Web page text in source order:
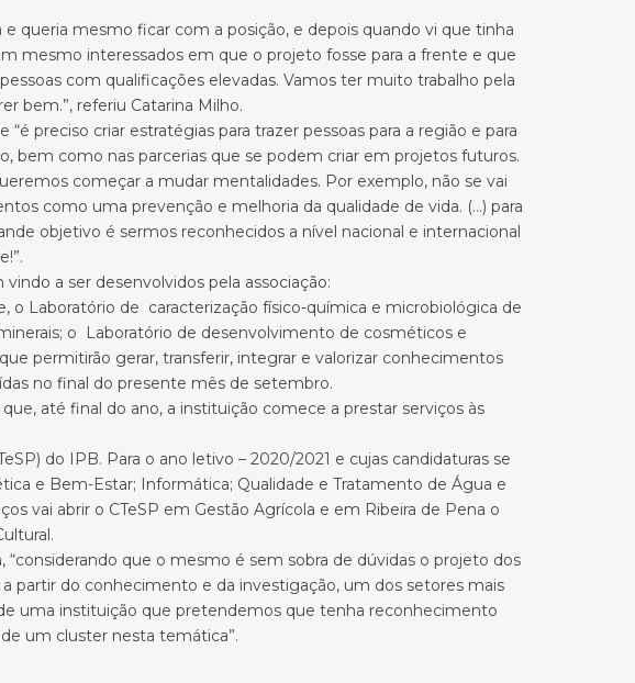
queria mesmo ficar com a posição, e depois quando vi que tinha
mesmo interessados em que o projeto fosse para a frente e que
com qualificações elevadas. Vamos ter muito trabalho pela
bem.”, referiu Catarina Milho.
preciso criar estratégias para trazer pessoas para a região e para
bem como nas parcerias que se podem criar em projetos futuros.
começar a mudar mentalidades. Por exemplo, não se vai
como uma prevenção e melhoria da qualidade de vida. (…) para
objetivo é sermos reconhecidos a nível nacional e internacional
a ser desenvolvidos pela associação:
o Laboratório de caracterização físico-química e microbiológica de
o Laboratório de desenvolvimento de cosméticos e
permitirão gerar, transferir, integrar e valorizar conhecimentos
no final do presente mês de setembro.
até final do ano, a instituição comece a prestar serviços às
do IPB. Para o ano letivo – 2020/2021 e cujas candidaturas se
e Bem-Estar; Informática; Qualidade e Tratamento de Água e
vai abrir o CTeSP em Gestão Agrícola e em Ribeira de Pena o
que o mesmo é sem sobra de dúvidas o projeto dos
partir do conhecimento e da investigação, um dos setores mais
uma instituição que pretendemos que tenha reconhecimento
um cluster nesta temática”.